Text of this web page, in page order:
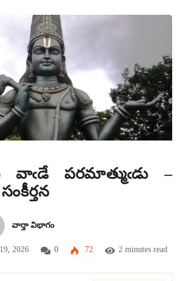
వాఁడే పరమాత్ముఁడు –
వార్తా విభాగం
2026 0 72 2 minutes read